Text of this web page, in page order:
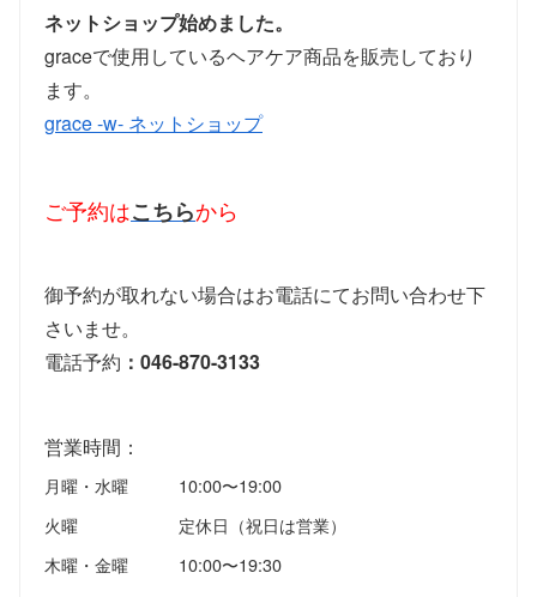
ネットショップ始めました。
graceで使用しているヘアケア商品を販売しており
ます。
grace -w- ネットショップ
ご予約はこちらから
御予約が取れない場合はお電話にてお問い合わせ下
さいませ。
電話予約 ：046-870-3133
営業時間：
月曜・水曜
10:00〜19:00
火曜
定休日（祝日は営業）
木曜・金曜
10:00〜19:30